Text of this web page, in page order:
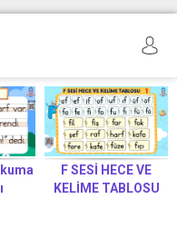
F SESİ HECE VE
KELİME TABLOSU